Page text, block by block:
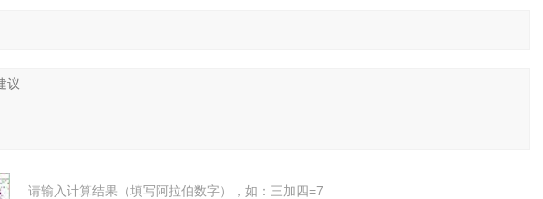
请输入计算结果（填写阿拉伯数字），如：三加四=7